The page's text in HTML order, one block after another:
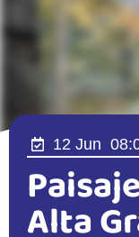
12 Jun
Alta